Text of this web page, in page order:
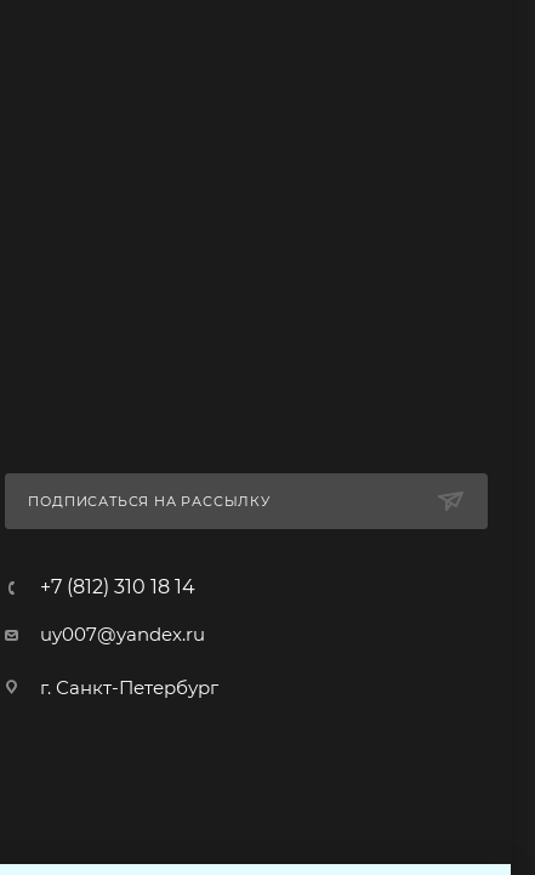
ПОДПИСАТЬСЯ НА РАССЫЛКУ
+7 (812) 310 18 14
uy007@yandex.ru
г. Санкт-Петербург